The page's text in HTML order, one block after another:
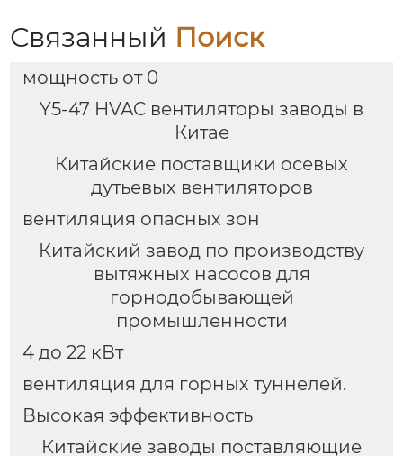
Связанный Поиск
мощность от 0
Y5-47 HVAC вентиляторы заводы в
Китае
Китайские поставщики осевых
дутьевых вентиляторов
вентиляция опасных зон
Китайский завод по производству
вытяжных насосов для
горнодобывающей
промышленности
4 до 22 кВт
вентиляция для горных туннелей.
Высокая эффективность
Китайские заводы поставляющие